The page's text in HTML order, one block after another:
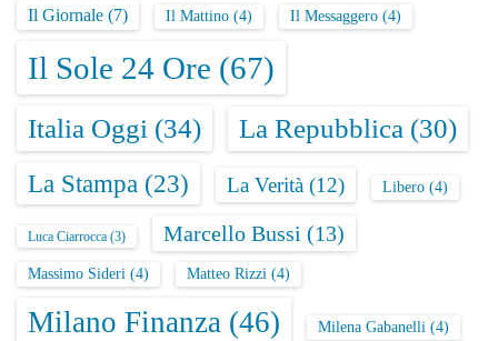
Il Giornale (7) Il Mattino (4) Il Messaggero (4)
Il Sole 24 Ore (67)
Italia Oggi (34) La Repubblica (30)
La Stampa (23) La Verità (12) Libero (4)
Luca Ciarrocca (3) Marcello Bussi (13)
Massimo Sideri (4) Matteo Rizzi (4)
Milano Finanza (46) Milena Gabanelli (4)